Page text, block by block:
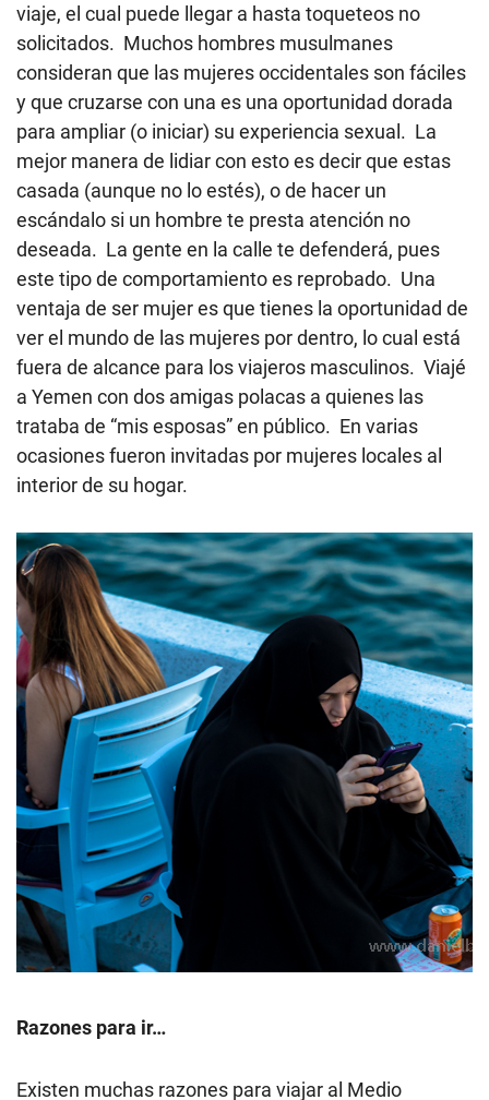
viaje, el cual puede llegar a hasta toqueteos no
solicitados. Muchos hombres musulmanes
consideran que las mujeres occidentales son fáciles
y que cruzarse con una es una oportunidad dorada
para ampliar (o iniciar) su experiencia sexual. La
mejor manera de lidiar con esto es decir que estas
casada (aunque no lo estés), o de hacer un
escándalo si un hombre te presta atención no
deseada. La gente en la calle te defenderá, pues
este tipo de comportamiento es reprobado. Una
ventaja de ser mujer es que tienes la oportunidad de
ver el mundo de las mujeres por dentro, lo cual está
fuera de alcance para los viajeros masculinos. Viajé
a Yemen con dos amigas polacas a quienes las
trataba de “mis esposas” en público. En varias
ocasiones fueron invitadas por mujeres locales al
interior de su hogar.
Razones para ir…
Existen muchas razones para viajar al Medio